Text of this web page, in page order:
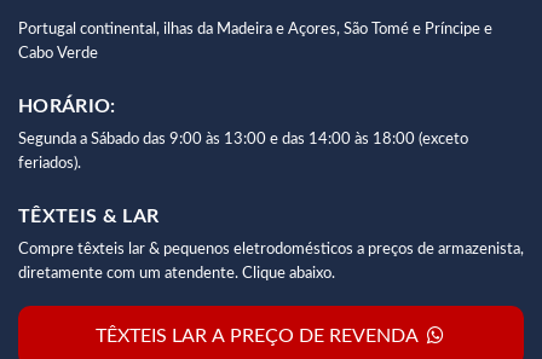
Portugal continental, ilhas da Madeira e Açores, São Tomé e Príncipe e
Cabo Verde
HORÁRIO:
Segunda a Sábado das 9:00 às 13:00 e das 14:00 às 18:00 (exceto
feriados).
TÊXTEIS & LAR
Compre têxteis lar & pequenos eletrodomésticos a preços de armazenista,
diretamente com um atendente. Clique abaixo.
TÊXTEIS LAR A PREÇO DE REVENDA